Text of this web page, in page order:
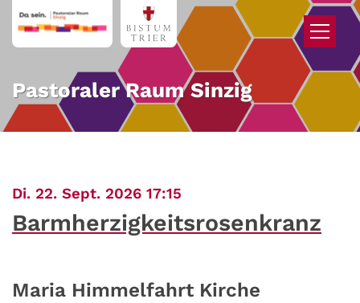
Zum Inhalt springen
Pastoraler Raum Sinzig
Di. 22. Sept. 2026 17:15
Barmherzigkeitsrosenkranz
Maria Himmelfahrt Kirche